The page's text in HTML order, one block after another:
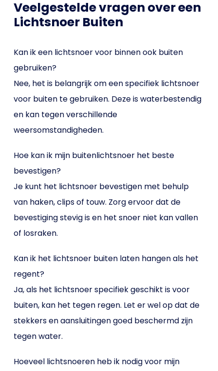
Veelgestelde vragen over een
Lichtsnoer Buiten
Kan ik een lichtsnoer voor binnen ook buiten
gebruiken?
Nee, het is belangrijk om een specifiek lichtsnoer
voor buiten te gebruiken. Deze is waterbestendig
en kan tegen verschillende
weersomstandigheden.
Hoe kan ik mijn buitenlichtsnoer het beste
bevestigen?
Je kunt het lichtsnoer bevestigen met behulp
van haken, clips of touw. Zorg ervoor dat de
bevestiging stevig is en het snoer niet kan vallen
of losraken.
Kan ik het lichtsnoer buiten laten hangen als het
regent?
Ja, als het lichtsnoer specifiek geschikt is voor
buiten, kan het tegen regen. Let er wel op dat de
stekkers en aansluitingen goed beschermd zijn
tegen water.
Hoeveel lichtsnoeren heb ik nodig voor mijn